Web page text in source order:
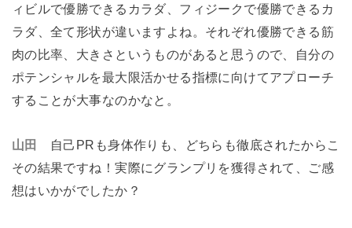
ィビルで優勝できるカラダ、フィジークで優勝できるカ
ラダ、全て形状が違いますよね。それぞれ優勝できる筋
肉の比率、大きさというものがあると思うので、自分の
ポテンシャルを最大限活かせる指標に向けてアプローチ
することが大事なのかなと。
山田
自己PRも身体作りも、どちらも徹底されたからこ
その結果ですね！実際にグランプリを獲得されて、ご感
想はいかがでしたか？